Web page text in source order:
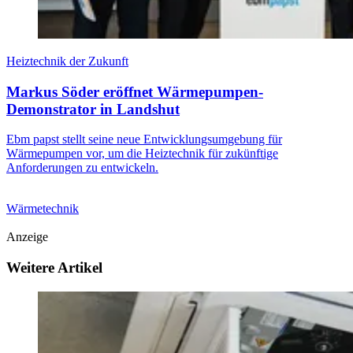
Heiztechnik der Zukunft
Markus Söder eröffnet Wärmepumpen-
Demonstrator in Landshut
Ebm papst stellt seine neue Entwicklungsumgebung für
Wärmepumpen vor, um die Heiztechnik für zukünftige
Anforderungen zu entwickeln.
Wärmetechnik
Anzeige
Weitere Artikel